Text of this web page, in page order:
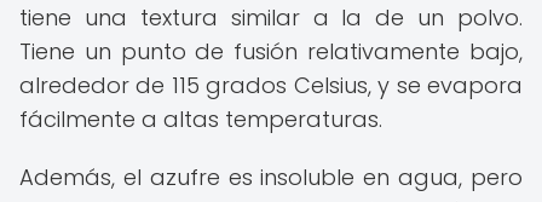
tiene una textura similar a la de un polvo.
Tiene un punto de fusión relativamente bajo,
alrededor de 115 grados Celsius, y se evapora
fácilmente a altas temperaturas.
Además, el azufre es insoluble en agua, pero